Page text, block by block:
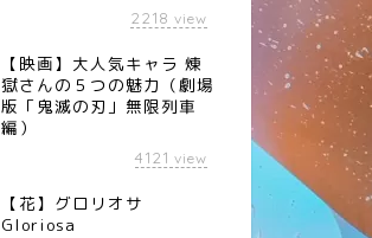
2218 view
【映画】大人気キャラ 煉󠄁
獄さんの５つの魅力（劇場
版「鬼滅の刃」無限列車
編）
4121 view
【花】グロリオサ
Gloriosa